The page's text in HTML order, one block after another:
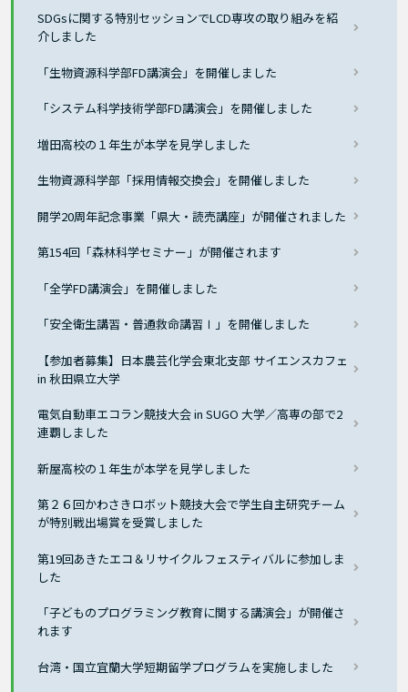
SDGsに関する特別セッションでLCD専攻の取り組みを紹
介しました
「生物資源科学部FD講演会」を開催しました
「システム科学技術学部FD講演会」を開催しました
増田高校の１年生が本学を見学しました
生物資源科学部「採用情報交換会」を開催しました
開学20周年記念事業「県大・読売講座」が開催されました
第154回「森林科学セミナー」が開催されます
「全学FD講演会」を開催しました
「安全衛生講習・普通救命講習Ⅰ」を開催しました
【参加者募集】日本農芸化学会東北支部 サイエンスカフェ
in 秋田県立大学
電気自動車エコラン競技大会 in SUGO 大学／高専の部で2
連覇しました
新屋高校の１年生が本学を見学しました
第２６回かわさきロボット競技大会で学生自主研究チーム
が特別戦出場賞を受賞しました
第19回あきたエコ＆リサイクルフェスティバルに参加しま
した
「子どものプログラミング教育に関する講演会」が開催さ
れます
台湾・国立宜蘭大学短期留学プログラムを実施しました